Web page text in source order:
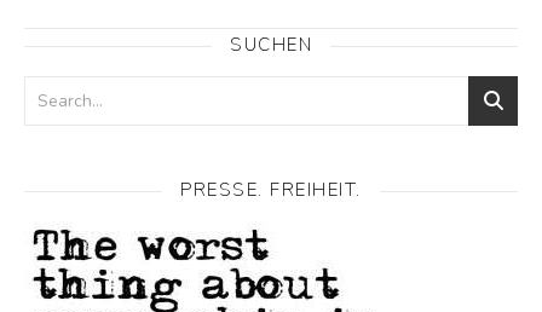
SUCHEN
PRESSE. FREIHEIT.